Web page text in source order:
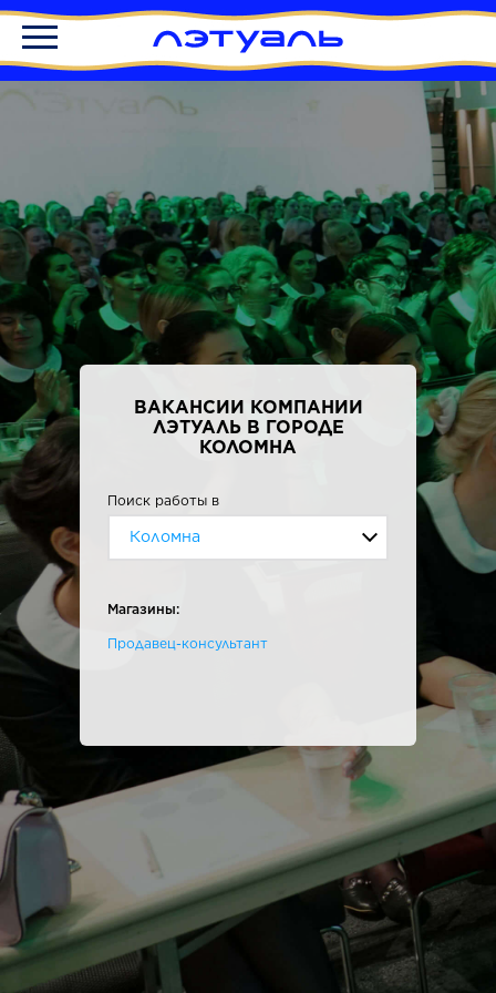
ВАКАНСИИ КОМПАНИИ
ЛЭТУАЛЬ В ГОРОДЕ
КОЛОМНА
Поиск работы в
Коломна
Магазины:
Продавец-консультант